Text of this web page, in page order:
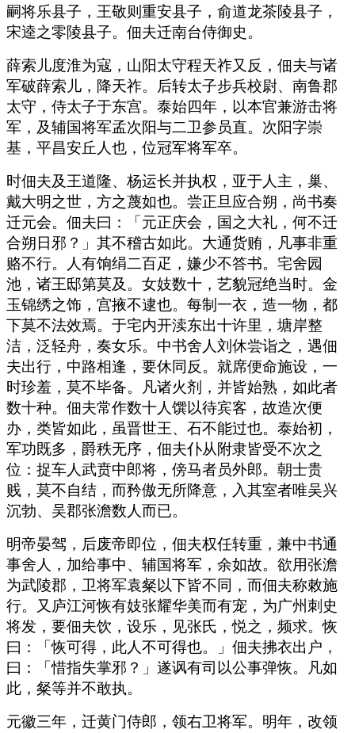
嗣将乐县子，王敬则重安县子，俞道龙茶陵县子，
宋逵之零陵县子。佃夫迁南台侍御史。
薛索儿度淮为寇，山阳太守程天祚又反，佃夫与诸
军破薛索儿，降天祚。后转太子步兵校尉、南鲁郡
太守，侍太子于东宫。泰始四年，以本官兼游击将
军，及辅国将军孟次阳与二卫参员直。次阳字崇
基，平昌安丘人也，位冠军将军卒。
时佃夫及王道隆、杨运长并执权，亚于人主，巢、
戴大明之世，方之蔑如也。尝正旦应合朔，尚书奏
迁元会。佃夫曰：「元正庆会，国之大礼，何不迁
合朔日邪？」其不稽古如此。大通货贿，凡事非重
赂不行。人有饷绢二百疋，嫌少不答书。宅舍园
池，诸王邸第莫及。女妓数十，艺貌冠绝当时。金
玉锦绣之饰，宫掖不逮也。每制一衣，造一物，都
下莫不法效焉。于宅内开渎东出十许里，塘岸整
洁，泛轻舟，奏女乐。中书舍人刘休尝诣之，遇佃
夫出行，中路相逢，要休同反。就席便命施设，一
时珍羞，莫不毕备。凡诸火剂，并皆始熟，如此者
数十种。佃夫常作数十人馔以待宾客，故造次便
办，类皆如此，虽晋世王、石不能过也。泰始初，
军功既多，爵秩无序，佃夫仆从附隶皆受不次之
位：捉车人武贲中郎将，傍马者员外郎。朝士贵
贱，莫不自结，而矜傲无所降意，入其室者唯吴兴
沉勃、吴郡张澹数人而已。
明帝晏驾，后废帝即位，佃夫权任转重，兼中书通
事舍人，加给事中、辅国将军，余如故。欲用张澹
为武陵郡，卫将军袁粲以下皆不同，而佃夫称敕施
行。又庐江河恢有妓张耀华美而有宠，为广州刺史
将发，要佃夫饮，设乐，见张氏，悦之，频求。恢
曰：「恢可得，此人不可得也。」佃夫拂衣出户，
曰：「惜指失掌邪？」遂讽有司以公事弹恢。凡如
此，粲等并不敢执。
元徽三年，迁黄门侍郎，领右卫将军。明年，改领